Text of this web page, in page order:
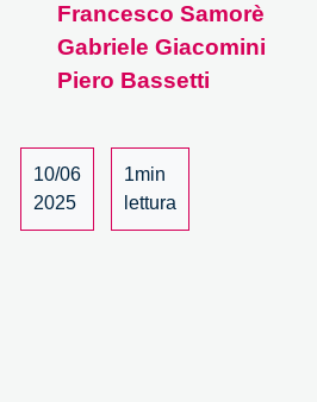
compagnie
digitali
Francesco Samorè
Gabriele Giacomini
Piero Bassetti
10/06
2025
1min
lettura